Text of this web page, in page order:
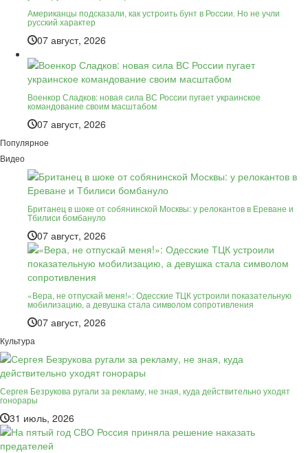
Американцы подсказали, как устроить бунт в России. Но не учли
русский характер
07 август, 2026
Военкор Сладков: новая сила ВС России пугает украинское
командование своим масштабом
07 август, 2026
Популярное
Видео
Британец в шоке от собянинской Москвы: у релокантов в Ереване и
Тбилиси бомбануло
07 август, 2026
«Вера, не отпускай меня!»: Одесские ТЦК устроили показательную
мобилизацию, а девушка стала символом сопротивления
07 август, 2026
Культура
Сергея Безрукова ругали за рекламу, не зная, куда действительно уходят
гонорары
31 июль, 2026